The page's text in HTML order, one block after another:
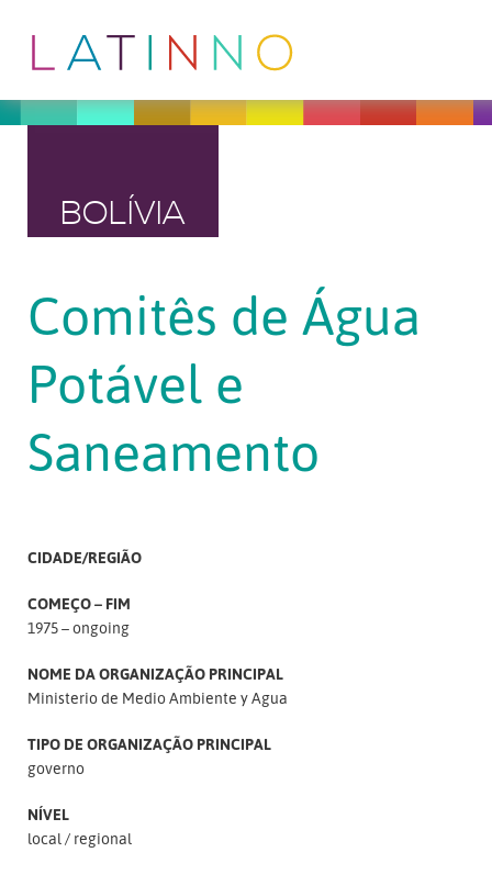
BOLÍVIA
Comitês de Água
Potável e
Saneamento
CIDADE/REGIÃO
COMEÇO – FIM
1975 – ongoing
NOME DA ORGANIZAÇÃO PRINCIPAL
Ministerio de Medio Ambiente y Agua
TIPO DE ORGANIZAÇÃO PRINCIPAL
governo
NÍVEL
local
regional